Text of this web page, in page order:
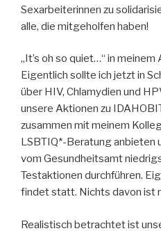
Sexarbeiterinnen zu
alle, die mitgeholfen haben!
„It’s oh so quiet…“ in
Eigentlich sollte ich jetzt in
über HIV, Chlamydien und
unsere Aktionen zu
zusammen mit meinem
LSBTIQ*-Beratung anbieten
vom Gesundheitsamt
Testaktionen durchführen.
findet statt. Nichts davon ist
Realistisch betrachtet ist